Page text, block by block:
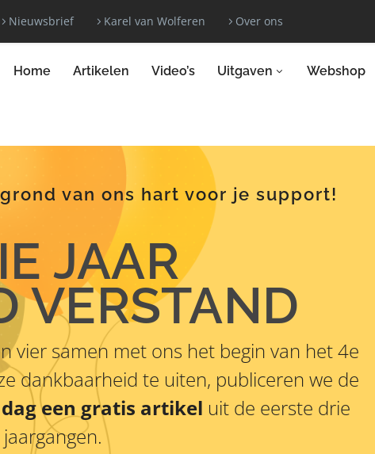
Nieuwsbrief Karel van Wolferen Over ons
Home Artikelen Video’s Uitgaven Webshop
van ons hart voor je support!
JAAR
VERSTAND
vier samen met ons het begin van het 4e
dankbaarheid te uiten, publiceren we de
een gratis artikel uit de eerste drie
jaargangen.